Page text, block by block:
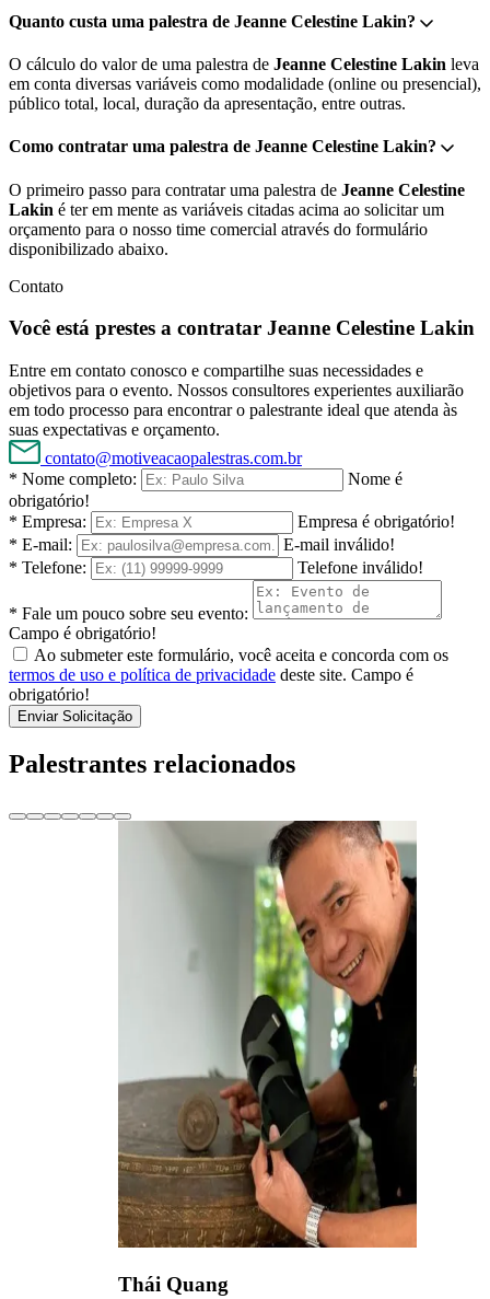
Quanto custa uma palestra de Jeanne Celestine Lakin?
O cálculo do valor de uma palestra de Jeanne Celestine Lakin leva
em conta diversas variáveis como modalidade (online ou presencial),
público total, local, duração da apresentação, entre outras.
Como contratar uma palestra de Jeanne Celestine Lakin?
O primeiro passo para contratar uma palestra de Jeanne Celestine
Lakin é ter em mente as variáveis citadas acima ao solicitar um
orçamento para o nosso time comercial através do formulário
disponibilizado abaixo.
Contato
Você está prestes a contratar Jeanne Celestine Lakin
Entre em contato conosco e compartilhe suas necessidades e
objetivos para o evento. Nossos consultores experientes auxiliarão
em todo processo para encontrar o palestrante ideal que atenda às
suas expectativas e orçamento.
contato@motiveacaopalestras.com.br
* Nome completo:
Nome é
obrigatório!
* Empresa:
Empresa é obrigatório!
* E-mail:
E-mail inválido!
* Telefone:
Telefone inválido!
* Fale um pouco sobre seu evento:
Campo é obrigatório!
Ao submeter este formulário, você aceita e concorda com os
termos de uso e política de privacidade deste site. Campo é
obrigatório!
Enviar Solicitação
Palestrantes relacionados
Thái Quang